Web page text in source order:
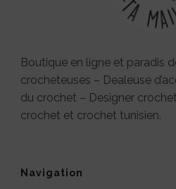
Boutique en ligne et paradis
crocheteuses – Dealeuse
du crochet – Designer
crochet et crochet tunisien.
Navigation